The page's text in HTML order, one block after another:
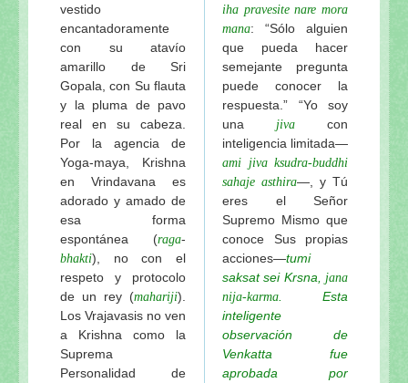
vestido
encantadoramente
con su atavío
amarillo de Sri
Gopala, con Su flauta
y la pluma de pavo
real en su cabeza.
Por la agencia de
Yoga-maya, Krishna
en Vrindavana es
adorado y amado de
esa forma
espontánea (raga-
bhakti), no con el
respeto y protocolo
de un rey (mahariji).
Los Vrajavasis no ven
a Krishna como la
Suprema
Personalidad de
iha pravesite nare mora
mana: “Sólo alguien
que pueda hacer
semejante pregunta
puede conocer la
respuesta.” “Yo soy
una jiva con
inteligencia limitada—
ami jiva ksudra-buddhi
sahaje asthira—, y Tú
eres el Señor
Supremo Mismo que
conoce Sus propias
acciones—tumi
saksat sei Krsna, jana
nija-karma . Esta
inteligente
observación de
Venkatta fue
aprobada por